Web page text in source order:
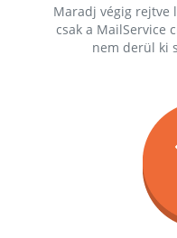
Maradj végig rejtve
csak a MailService
nem derül ki